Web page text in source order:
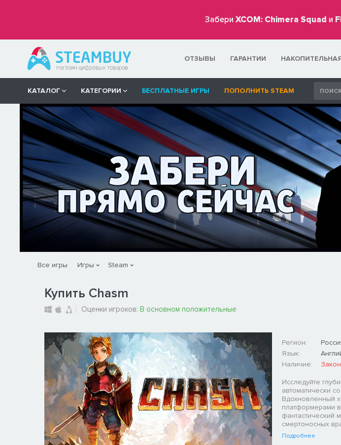
Забери XCOM: Chimera Squad и
ОТЗЫВЫ ГАРАНТИИ
КАТАЛОГ КАТЕГОРИИ БЕСПЛАТНЫЕ ИГРЫ ПОПОЛНИТЬ STEAM
Все игры Игры Steam
Купить Chasm
Оценки игроков: В основном положительные
Регион:
Язык:
Наличие:
Исследуйте
автоматически
Вдохновленный
платформерами
фантастический
смертоносных
Подробнее